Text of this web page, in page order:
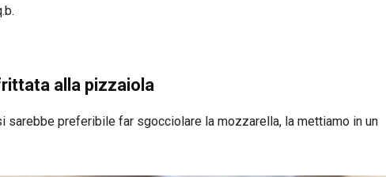
alla pizzaiola
sarebbe preferibile far sgocciolare la mozzarella, la mettiamo in un